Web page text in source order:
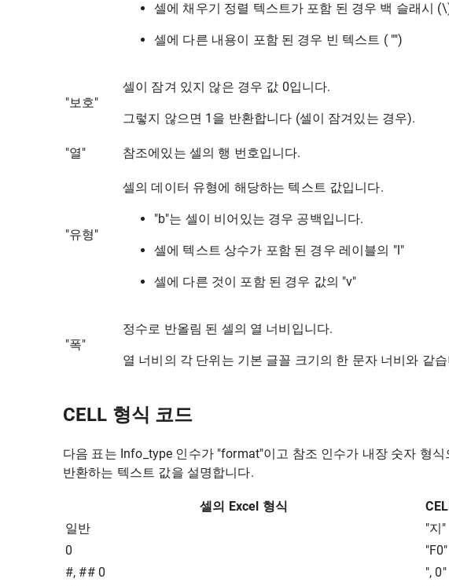
셀에 채우기 정렬 텍스트가 포함 된 경우 백 슬래시
셀에 다른 내용이 포함 된 경우 빈 텍스트 ( "")
"보호"
셀이 잠겨 있지 않은 경우 값 0입니다.
그렇지 않으면 1을 반환합니다 (셀이 잠겨있는 경우).
"열" 참조에있는 셀의 행 번호입니다.
"유형"
셀의 데이터 유형에 해당하는 텍스트 값입니다.
"b"는 셀이 비어있는 경우 공백입니다.
셀에 텍스트 상수가 포함 된 경우 레이블의 "l"
셀에 다른 것이 포함 된 경우 값의 "v"
"폭"
정수로 반올림 된 셀의 열 너비입니다.
열 너비의 각 단위는 기본 글꼴 크기의 한 문자 너비와 같
CELL 형식 코드
다음 표는 Info_type 인수가 "format"이고 참조 인수가 내장 숫자 형
반환하는 텍스트 값을 설명합니다.
셀의 Excel 형식
일반
"지"
0
"F0"
#, ## 0
", 0"